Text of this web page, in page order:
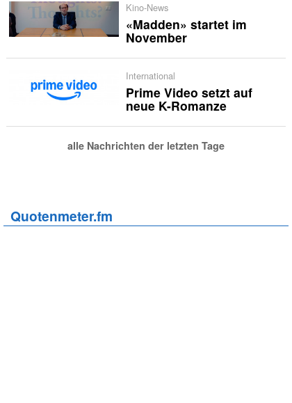
Kino-News
«Madden» startet im
November
International
Prime Video setzt auf
neue K-Romanze
alle Nachrichten der letzten Tage
Quotenmeter.fm